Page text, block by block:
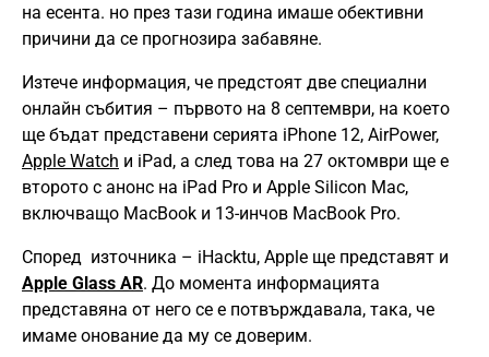
на есента. но през тази година имаше обективни
причини да се прогнозира забавяне.
Изтече информация, че предстоят две специални
онлайн събития – първото на 8 септември, на което
ще бъдат представени серията iPhone 12, AirPower,
Apple Watch и iPad, а след това на 27 октомври ще е
второто с анонс на iPad Pro и Apple Silicon Mac,
включващо MacBook и 13-инчов MacBook Pro.
Според източника – iHacktu, Apple ще представят и
Apple Glass AR. До момента информацията
представяна от него се е потвърждавала, така, че
имаме онование да му се доверим.